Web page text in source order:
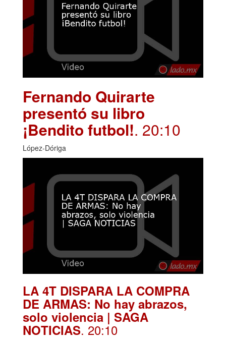
Fernando Quirarte
presentó su libro
¡Bendito futbol!. 20:10
López-Dóriga
LA 4T DISPARA LA COMPRA
DE ARMAS: No hay abrazos,
solo violencia | SAGA
NOTICIAS. 20:10